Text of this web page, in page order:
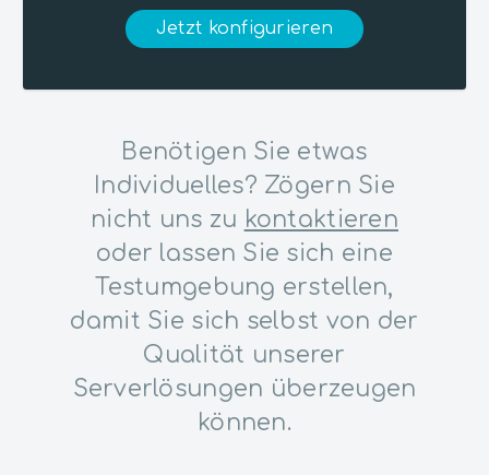
Jetzt konfigurieren
Benötigen Sie etwas
Individuelles? Zögern Sie
nicht uns zu kontaktieren
oder lassen Sie sich eine
Testumgebung erstellen,
damit Sie sich selbst von der
Qualität unserer
Serverlösungen überzeugen
können.